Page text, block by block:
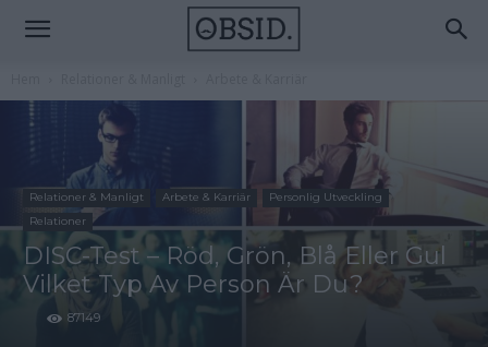
Relationer & Manligt Arbete & Karriär
Personlig Utveckling
Relationer
DISC-Test – Röd, Grön, Blå Eller Gul
Vilket Typ Av Person Är Du?
87149